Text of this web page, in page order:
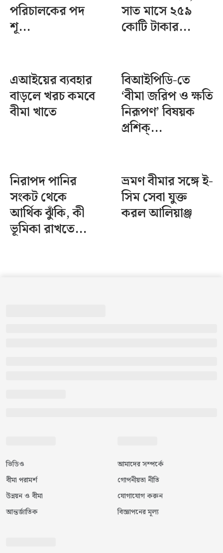
পরিচালকের পদ
শূ...
সাত মাসে ২৫৯
কোটি টাকার...
এআইয়ের ব্যবহার
বাড়লে খরচ কমবে
বীমা খাতে
বিআইপিডি-তে
‘বীমা জরিপ ও ক্ষতি
নিরূপণ’ বিষয়ক
প্রশিক্...
নিরাপদ পানির
সংকট থেকে
আর্থিক ঝুঁকি, কী
ভূমিকা রাখতে...
ভ্রমণ বীমার সঙ্গে ই-
সিম সেবা যুক্ত
করল আলিয়াঞ্জ
ভিডিও
বীমা পরামর্শ
উন্নয়ন ও বীমা
আন্তর্জাতিক
আমাদের সম্পর্কে
গোপনীয়তা নীতি
যোগাযোগ করুন
বিজ্ঞাপনের মূল্য